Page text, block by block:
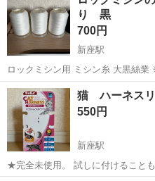
む ?交通費...
り 黒
700円
新座駅
ロックミシン用 ミシン糸 大黒絲業 ※試し縫いで生成の糸はわずかに
使いました。 素材：ポリエステル１００％＃９０ ≪１巻き≫１５００
ｍ巻き 生成と黒 3個づつの計6本
埼玉 新座市 その
猫 ハーネス
550円
新座駅
★完全未使用。 試しに付けること